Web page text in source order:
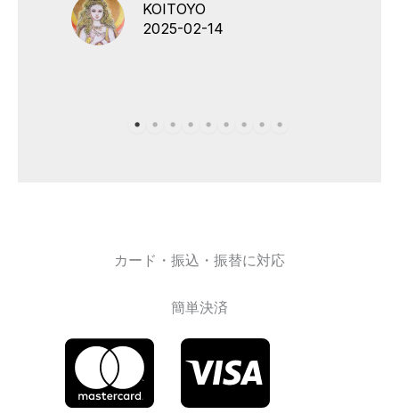
KOITOYO
2025-02-14
カード・振込・振替に対応
簡単決済